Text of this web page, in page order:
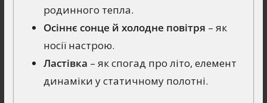
родинного тепла.
Осіннє сонце й холодне повітря – як
носії настрою.
Ластівка – як спогад про літо, елемент
динаміки у статичному полотні.